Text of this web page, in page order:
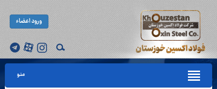
ورود اعضاء
منو